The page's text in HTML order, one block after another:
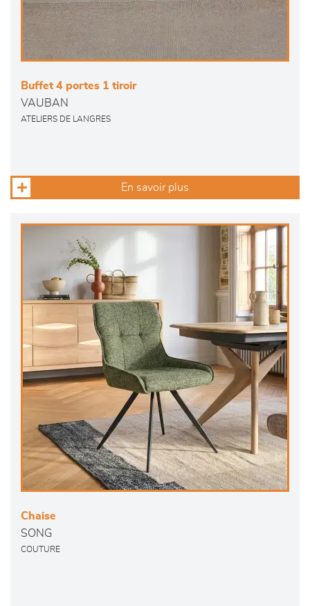
Buffet 4 portes 1 tiroir
VAUBAN
ATELIERS DE LANGRES
En savoir plus
Chaise
SONG
COUTURE